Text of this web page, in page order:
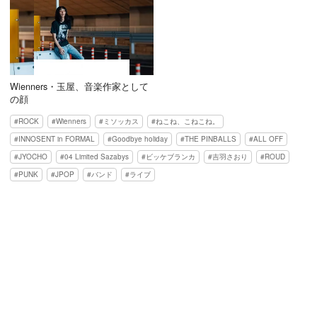
Wienners・玉屋、音楽作家として
の顔
ROCK Wienners ミソッカス
ねこね、こねこね。
INNOSENT in FORMAL
Goodbye holiday THE PINBALLS
ALL OFF
JYOCHO
04 Limited Sazabys ビッケブランカ 吉羽さおり
ROUD
PUNK
JPOP バンド ライブ